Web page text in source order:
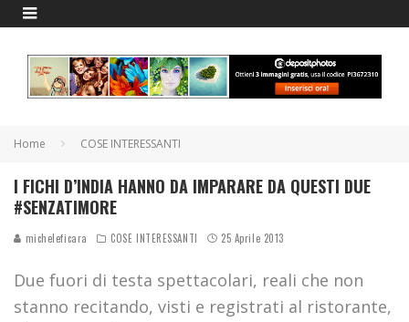
Home COSE INTERESSANTI
I FICHI D’INDIA HANNO DA IMPARARE DA QUESTI DUE
#SENZATIMORE
micheleficara COSE INTERESSANTI 25 Aprile 2013
Due fuori di testa spettacolari, reali che non
stanno recitando, visti e registrati al ristorante,